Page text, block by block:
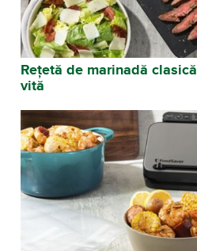
Rețetă de marinadă
vită